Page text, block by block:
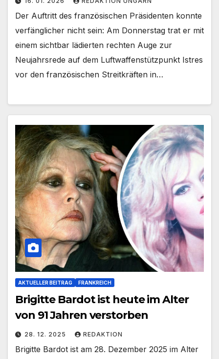
Der Auftritt des französischen Präsidenten konnte
verfänglicher nicht sein: Am Donnerstag trat er mit
einem sichtbar lädierten rechten Auge zur
Neujahrsrede auf dem Luftwaffenstützpunkt Istres
vor den französischen Streitkräften in…
AKTUELLER BEITRAG FRANKREICH
Brigitte Bardot ist heute im Alter
von 91 Jahren verstorben
28. 12. 2025 REDAKTION
Brigitte Bardot ist am 28. Dezember 2025 im Alter